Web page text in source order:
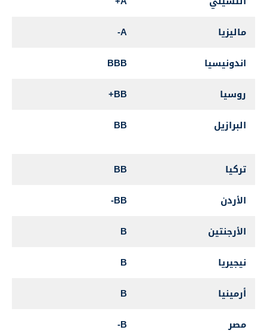
ماليزيا
A-
اندونيسيا
BBB
روسيا
BB+
البرازيل
BB
تركيا BB
الأردن
BB-
الأرجنتين
B
نيجيريا
B
أرمينيا
B
مصر
B-